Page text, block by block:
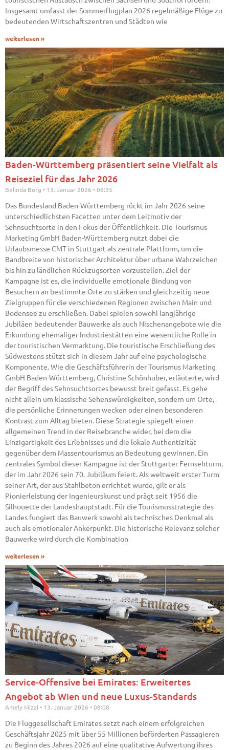
Insgesamt umfasst der Sommerflugplan 2026 regelmäßige Flüge zu
bedeutenden Wirtschaftszentren und Städten wie
weiterlesen »
Baden-Württemberg präsentiert seine Vielfalt als
Reiseziel für das Jahr 2026
Belinda Borg 13. Januar 2026 08:35
Das Bundesland Baden-Württemberg rückt im Jahr 2026 seine
unterschiedlichsten Facetten unter dem Leitmotiv der
Sehnsuchtsorte in den Fokus der Öffentlichkeit. Die Tourismus
Marketing GmbH Baden-Württemberg nutzt dabei die
Urlaubsmesse CMT in Stuttgart als zentrale Plattform, um die
Bandbreite von historischer Architektur über urbane Wahrzeichen
bis hin zu ländlichen Rückzugsorten vorzustellen. Ziel der
Kampagne ist es, die individuelle emotionale Bindung von
Besuchern an bestimmte Orte zu stärken und gleichzeitig neue
Zielgruppen für die verschiedenen Regionen zwischen Main und
Bodensee zu erschließen. Dabei spielen sowohl langjährige
Jubiläen bedeutender Bauwerke als auch Nischenangebote wie die
Erkundung ehemaliger Industriestätten eine wesentliche Rolle in
der touristischen Vermarktung. Die touristische Erschließung des
Südwestens stützt sich in diesem Jahr auf eine psychologische
Komponente. Wie die Geschäftsführerin der Tourismus Marketing
GmbH Baden-Württemberg, Christine Schönhuber, erläuterte, wird
der Begriff des Sehnsuchtsortes bewusst breit gefasst. Es gehe
nicht allein um klassische Sehenswürdigkeiten, sondern um Orte,
die persönliche Erinnerungen wecken oder einen besonderen
Kontrast zum Alltag bieten. Diese Strategie spiegelt einen
allgemeinen Trend in der Reisebranche wider, bei dem die
Einzigartigkeit des Erlebnisses und die lokale Authentizität
gegenüber dem Massentourismus an Bedeutung gewinnen. Ein
zentrales Symbol dieser Kampagne ist der Stuttgarter Fernsehturm,
der im Jahr 2026 sein 70. Jubiläum feiert. Als weltweit erster Turm
seiner Art, der aus Stahlbeton errichtet wurde, gilt er als
Pionierleistung der Ingenieurskunst und prägt seit 1956 die
Silhouette der Landeshauptstadt. Für die Tourismusstrategie des
Landes fungiert das Bauwerk sowohl als technisches Denkmal als
auch als emotionaler Ankerpunkt. Die historische Relevanz solcher
Bauwerke wird durch die Kombination
weiterlesen »
Service-Offensive bei Emirates: Erweitertes
Angebot ab Wien und neue Luxus-Standards
Amely Mizzi 13. Januar 2026 08:08
Die Fluggesellschaft Emirates setzt nach einem erfolgreichen
Geschäftsjahr 2025 mit über 55 Millionen beförderten Passagieren
zu Beginn des Jahres 2026 auf eine qualitative Aufwertung ihres